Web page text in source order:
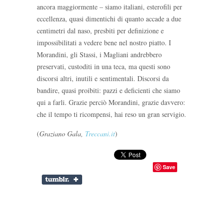
ancora maggiormente – siamo italiani, esterofili per
eccellenza, quasi dimentichi di quanto accade a due
centimetri dal naso, presbiti per definizione e
impossibilitati a vedere bene nel nostro piatto. I
Morandini, gli Stassi, i Magliani andrebbero
preservati, custoditi in una teca, ma questi sono
discorsi altri, inutili e sentimentali. Discorsi da
bandire, quasi proibiti: pazzi e deficienti che siamo
qui a farli. Grazie perciò Morandini, grazie davvero:
che il tempo ti ricompensi, hai reso un gran servigio.
(Graziano Gala, Treccani.it)
Save